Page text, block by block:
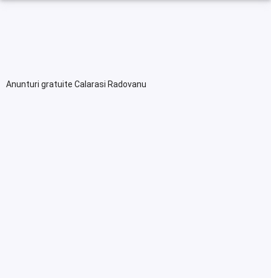
Anunturi gratuite Calarasi Radovanu